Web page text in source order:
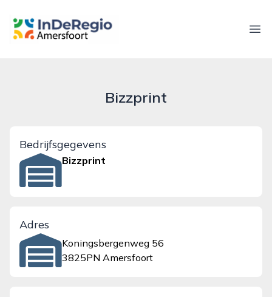
inderegioamersfoort.nl
Bizzprint
Bedrijfsgegevens
Bizzprint
Adres
Koningsbergenweg 56
3825PN Amersfoort